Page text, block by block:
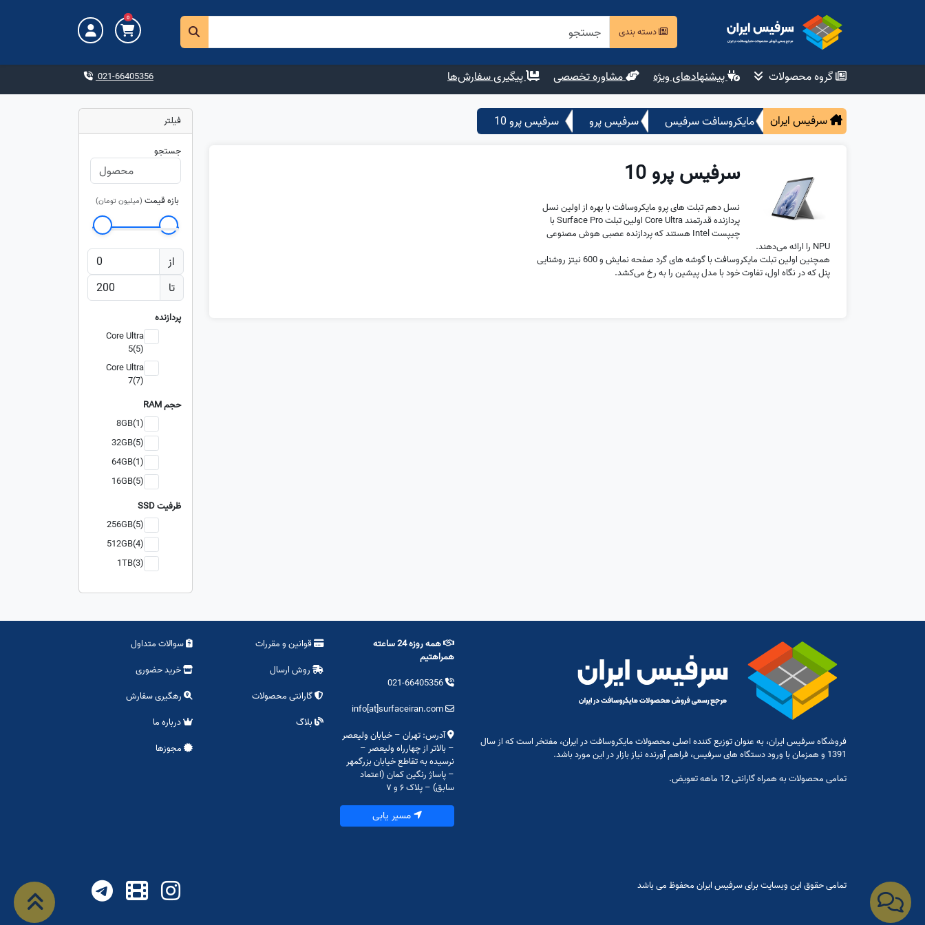
دسته بندی
گروه محصولات پیشنهادهای ویژه مشاوره تخصصی پیگیری سفارش‌ها 021-66405356
سرفیس ایران مایکروسافت سرفیس سرفیس پرو سرفیس پرو 10
سرفیس پرو 10
نسل دهم تبلت های پرو مایکروسافت با بهره از اولین نسل
پردازنده قدرتمند Core Ultra اولین تبلت Surface Pro با
چیپست Intel هستند که پردازنده عصبی هوش مصنوعی
NPU را ارائه می‌دهند.
همچنین اولین تبلت مایکروسافت با گوشه های گرد صفحه نمایش و 600 نیتز روشنایی
پنل که در نگاه اول، تفاوت خود با مدل پیشین را به رخ می‌کشد.
فیلتر
جستجو
بازه قیمت (میلیون تومان)
از
تا
پردازنده
Core Ultra
5(5)
Core Ultra
7(7)
حجم RAM
8GB(1)
32GB(5)
64GB(1)
16GB(5)
ظرفیت SSD
256GB(5)
512GB(4)
1TB(3)
فروشگاه سرفیس ایران، به عنوان توزیع کننده اصلی محصولات مایکروسافت در ایران، مفتخر است که از سال
1391 و همزمان با ورود دستگاه های سرفیس، فراهم آورنده نیاز بازار در این مورد باشد.
تمامی محصولات به همراه گارانتی 12 ماهه تعویض.
همه روزه 24 ساعته
همراهتیم
021-66405356
آدرس: تهران – خیابان ولیعصر
– بالاتر از چهارراه ولیعصر –
نرسیده به تقاطع خیابان بزرگمهر
– پاساژ رنگین کمان (اعتماد
سابق) – پلاک ۶ و ۷
مسیر یابی
قوانین و مقررات
روش ارسال
گارانتی محصولات
بلاگ
سوالات متداول
خرید حضوری
رهگیری سفارش
درباره ما
مجوزها
تمامی حقوق این وبسایت برای سرفیس ایران محفوظ می باشد